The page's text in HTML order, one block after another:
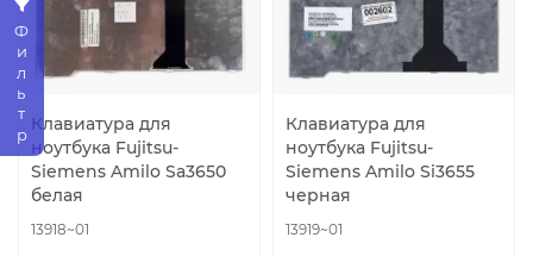
Фильтр Клавиатура для
ноутбука Fujitsu-
Siemens Amilo Sa3650
белая
13918~01
Клавиатура для
ноутбука Fujitsu-
Siemens Amilo Si3655
черная
13919~01